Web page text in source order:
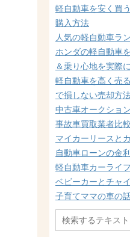
軽自動車を安く買
購入方法
人気の軽自動車ラ
ホンダの軽自動車
＆乗り心地を実際
軽自動車を高く売
で損しない売却方
中古車オークショ
事故車買取業者比
マイカーリースと
自動車ローンの金
軽自動車カーライ
ベビーカーとチャ
子育てママの車の